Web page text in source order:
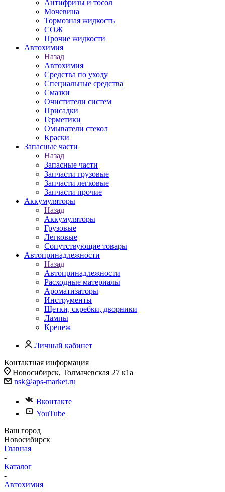
Антифризы и тосол
Мочевина
Тормозная жидкость
СОЖ
Прочие жидкости
Автохимия
Назад
Автохимия
Средства по уходу
Специальные средства
Смазки
Очистители систем
Присадки
Герметики
Омыватели стекол
Краски
Запасные части
Назад
Запасные части
Запчасти грузовые
Запчасти легковые
Запчасти прочие
Аккумуляторы
Назад
Аккумуляторы
Грузовые
Легковые
Сопутствующие товары
Автопринадлежности
Назад
Автопринадлежности
Расходные материалы
Ароматизаторы
Инструменты
Щетки, скребки, дворники
Лампы
Крепеж
Личный кабинет
Контактная информация
Новосибирск, Толмачевская 27 к1а
nsk@aps-market.ru
Вконтакте
YouTube
Ваш город
Новосибирск
Главная
-
Каталог
-
Автохимия